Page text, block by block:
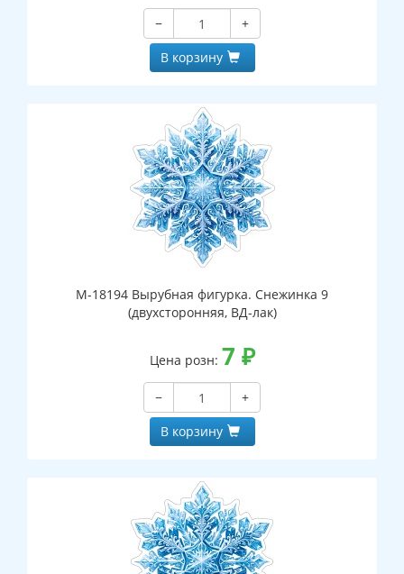
−
+
В корзину
М-18194 Вырубная фигурка. Снежинка 9
(двухсторонняя, ВД-лак)
Цена розн: 7 ₽
−
+
В корзину